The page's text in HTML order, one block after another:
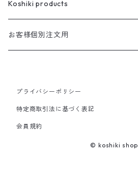
櫻井家の鳴子こけし
櫻井家の創作こけし
Hagoromo
Kaguya
季節人形・飾り
木地人形
座雛
華珠
親王飾り
貴心松華
親王飾り〔道具付き〕
五人飾り
段飾り
親王飾りセット
花つむぎ
親王飾り〔道具付き〕
花がさね
Koshiki products
本
手ぬぐい
食べもの
お客様個別注文用
プライバシーポリシー
特定商取引法に基づく表記
会員規約
© koshiki shop